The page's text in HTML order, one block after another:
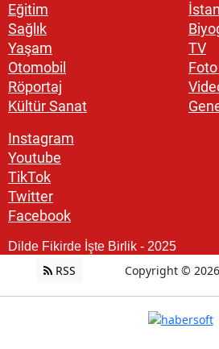
Eğitim
Sağlık
Yaşam
Otomobil
Röportaj
Kültür Sanat
TV
Instagram
Youtube
TikTok
Twitter
Facebook
Dilde Fikirde İşte Birlik - 2025
RSS Copyright © 2026